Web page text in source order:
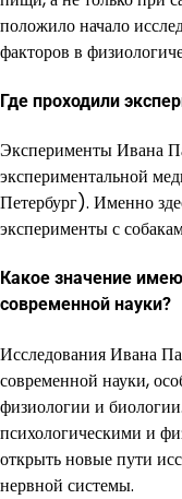
положило начало
факторов в
Где проходили
Эксперименты Ивана
экспериментальной
Петербург). Именно
эксперименты с
Какое значение
современной науки?
Исследования Ивана
современной науки,
физиологии и
психологическими и
открыть новые пути
нервной системы.